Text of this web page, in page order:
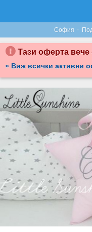
София ·
Тази оферта вече
» Виж всички активни